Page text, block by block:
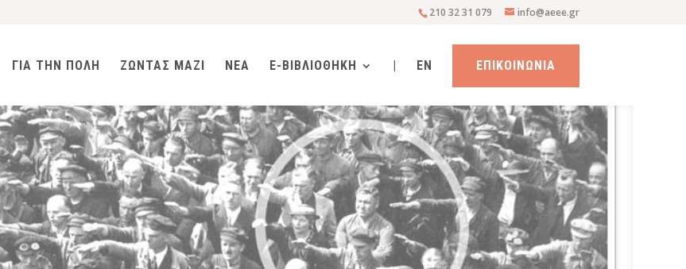
210 32 31 079 info@aeee.gr
ΓΙΑ ΤΗΝ ΠΟΛΗ ΖΩΝΤΑΣ ΜΑΖΙ ΝΕΑ E-ΒΙΒΛΙΟΘΗΚΗ | EN ΕΠΙΚΟΙΝΩΝΙΑ